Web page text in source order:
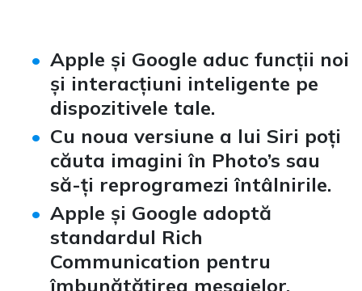
Apple și Google aduc funcții noi
și interacțiuni inteligente pe
dispozitivele tale.
Cu noua versiune a lui Siri poți
căuta imagini în Photo’s sau
să-ți reprogramezi întâlnirile.
Apple și Google adoptă
standardul Rich
Communication pentru
îmbunătățirea mesajelor.